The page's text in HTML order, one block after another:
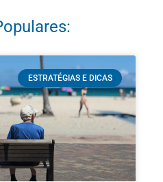
ESTRATÉGIAS E DICAS